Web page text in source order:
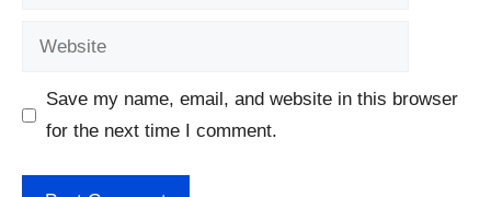
Website
Save my name, email, and website in this browser
for the next time I comment.